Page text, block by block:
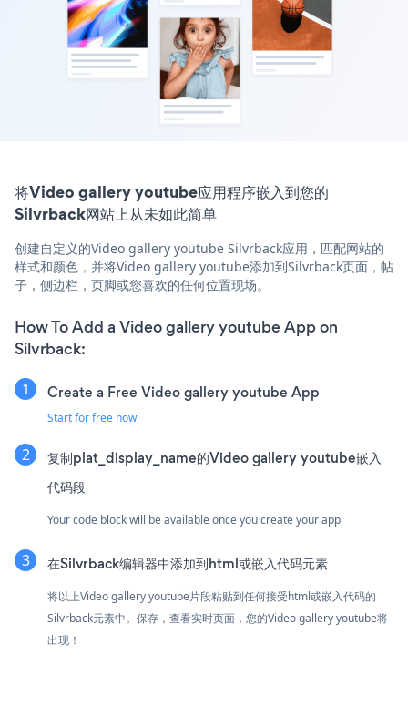
将Video gallery youtube应用程序嵌入到您的
Silvrback网站上从未如此简单
创建自定义的Video gallery youtube Silvrback应用，匹配网站的
样式和颜色，并将Video gallery youtube添加到Silvrback页面，帖
子，侧边栏，页脚或您喜欢的任何位置现场。
How To Add a Video gallery youtube App on
Silvrback:
Create a Free Video gallery youtube App
Start for free now
复制plat_display_name的Video gallery youtube嵌入
代码段
Your code block will be available once you create your app
在Silvrback编辑器中添加到html或嵌入代码元素
将以上Video gallery youtube片段粘贴到任何接受html或嵌入代码的
Silvrback元素中。保存，查看实时页面，您的Video gallery youtube将
出现！